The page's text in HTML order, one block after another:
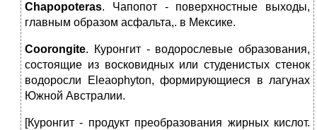
Chapopoteras. Чапопот ‑ поверхностные выходы,
главным образом асфальта,. в Мексике.
Coorongite. Куронгит - водорослевые образования,
состоящие из восковидных или студенистых стенок
водоросли Eleaophyton, формирующиеся в лагунах
Южной Австралии.
[Куронгит ‑ продукт преобразования жирных кислот.